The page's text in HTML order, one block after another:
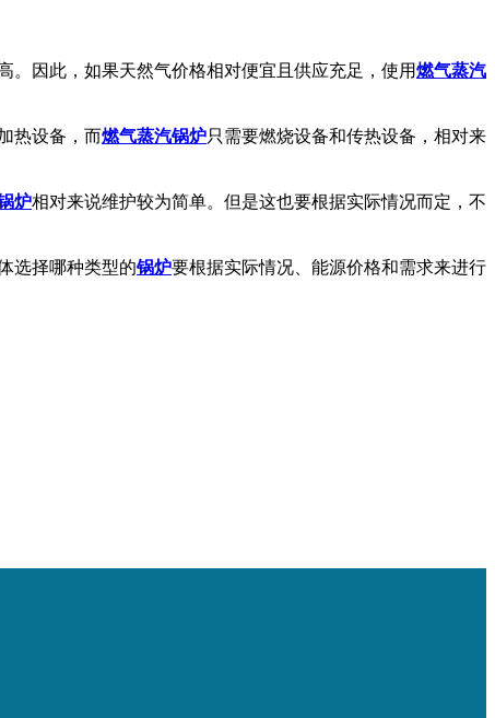
因此，如果天然气价格相对便宜且供应充足，使用燃气蒸汽
热设备，而燃气蒸汽锅炉只需要燃烧设备和传热设备，相对来
炉相对来说维护较为简单。但是这也要根据实际情况而定，不
选择哪种类型的锅炉要根据实际情况、能源价格和需求来进行